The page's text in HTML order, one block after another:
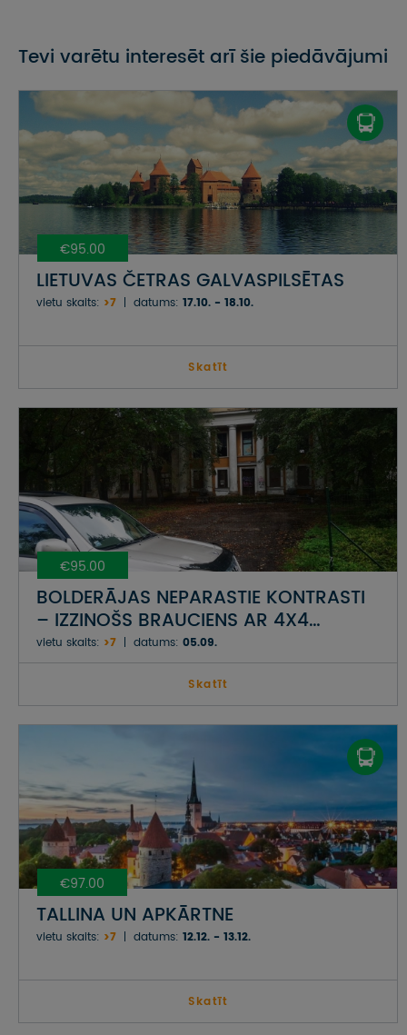
Tevi varētu interesēt arī šie piedāvājumi
€95.00
LIETUVAS ČETRAS GALVASPILSĒTAS
vietu skaits: >7 datums: 17.10. - 18.10.
Skatīt
€95.00
BOLDERĀJAS NEPARASTIE KONTRASTI
– IZZINOŠS BRAUCIENS AR 4X4
AUTOMAŠĪNĀM KOPĀ AR
NEPIERADINĀTO VIETU APCEĻOTĀJU
vietu skaits: >7 datums: 05.09.
Skatīt
€97.00
TALLINA UN APKĀRTNE
vietu skaits: >7 datums: 12.12. - 13.12.
Skatīt